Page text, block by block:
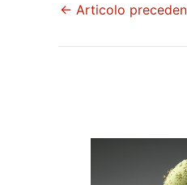
← Articolo